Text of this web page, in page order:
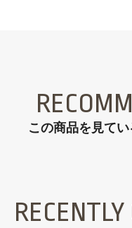
この商品を見て